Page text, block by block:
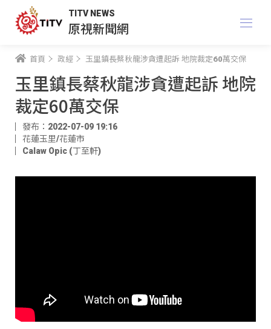
TITV NEWS
原視新聞網
首頁 政經 玉里鎮長蔡秋龍涉貪遭起訴 地院裁定60萬交保
玉里鎮長蔡秋龍涉貪遭起訴 地院
裁定60萬交保
發布：2022-07-09 19:16
花蓮玉里/花蓮市
Calaw Opic (丁至軒)